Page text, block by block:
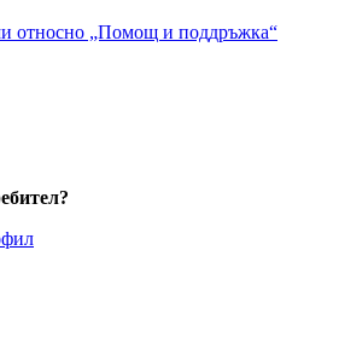
относно „Помощ и поддръжка“